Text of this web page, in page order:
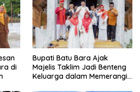
di
Bupati Batu Bara Ajak
Majelis Taklim Jadi Benteng
Keluarga dalam Memerangi